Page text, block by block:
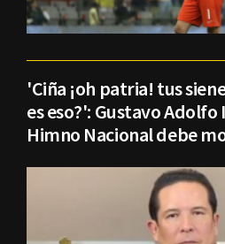
'Ciña ¡oh patria! tus
es eso?': Gustavo
Himno Nacional debe